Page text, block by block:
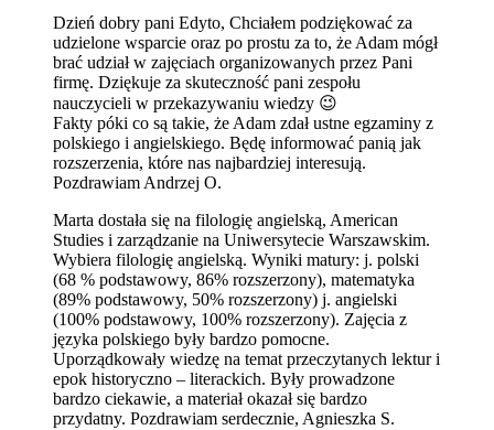
Dzień dobry pani Edyto, Chciałem podziękować za
udzielone wsparcie oraz po prostu za to, że Adam mógł
brać udział w zajęciach organizowanych przez Pani
firmę. Dziękuje za skuteczność pani zespołu
nauczycieli w przekazywaniu wiedzy 😉
Fakty póki co są takie, że Adam zdał ustne egzaminy z
polskiego i angielskiego. Będę informować panią jak
rozszerzenia, które nas najbardziej interesują.
Pozdrawiam Andrzej O.
Marta dostała się na filologię angielską, American
Studies i zarządzanie na Uniwersytecie Warszawskim.
Wybiera filologię angielską. Wyniki matury: j. polski
(68 % podstawowy, 86% rozszerzony), matematyka
(89% podstawowy, 50% rozszerzony) j. angielski
(100% podstawowy, 100% rozszerzony). Zajęcia z
języka polskiego były bardzo pomocne.
Uporządkowały wiedzę na temat przeczytanych lektur i
epok historyczno – literackich. Były prowadzone
bardzo ciekawie, a materiał okazał się bardzo
przydatny. Pozdrawiam serdecznie, Agnieszka S.